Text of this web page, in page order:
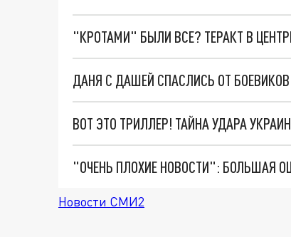
"КРОТАМИ" БЫЛИ ВСЕ? ТЕРАКТ В
ДАНЯ С ДАШЕЙ СПАСЛИСЬ ОТ
ВОТ ЭТО ТРИЛЛЕР! ТАЙНА УДАРА
Новости СМИ2